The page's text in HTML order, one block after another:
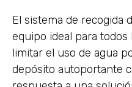
El sistema de recogida
equipo ideal para
limitar el uso de agua
depósito autoportante